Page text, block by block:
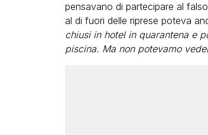
pensavano di partecipare al
al di fuori delle riprese poteva
chiusi in hotel in quarantena e
piscina. Ma non potevamo